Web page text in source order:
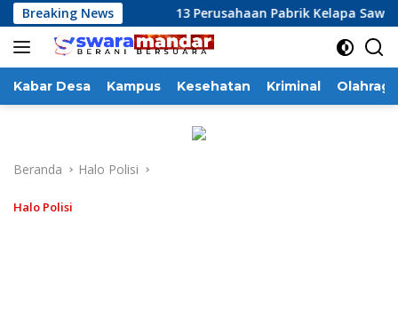
Langsung
ke
konten
Breaking News13 Perusahaan Pabrik Kelapa Sawit (PKS)
Kabar Desa Kampus Kesehatan Kriminal Olahraga
Beranda Halo Polisi
Halo Polisi